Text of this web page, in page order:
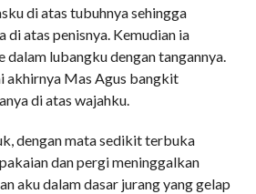
di atas tubuhnya sehingga
atas penisnya. Kemudian ia
dalam lubangku dengan tangannya.
akhirnya Mas Agus bangkit
di atas wajahku.
dengan mata sedikit terbuka
dan pergi meninggalkan
aku dalam dasar jurang yang gelap